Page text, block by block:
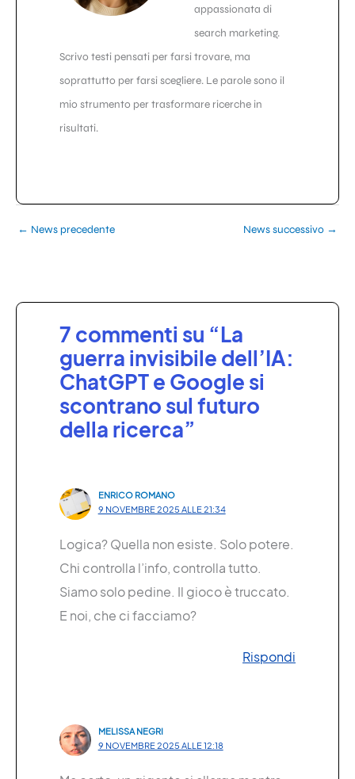
appassionata di
search marketing.
Scrivo testi pensati per farsi trovare, ma
soprattutto per farsi scegliere. Le parole sono il
mio strumento per trasformare ricerche in
risultati.
← News precedente News successivo →
7 commenti su “La
guerra invisibile dell’IA:
ChatGPT e Google si
scontrano sul futuro
della ricerca”
ENRICO ROMANO
9 NOVEMBRE 2025 ALLE 21:34
Logica? Quella non esiste. Solo potere.
Chi controlla l’info, controlla tutto.
Siamo solo pedine. Il gioco è truccato.
E noi, che ci facciamo?
Rispondi
MELISSA NEGRI
9 NOVEMBRE 2025 ALLE 12:18